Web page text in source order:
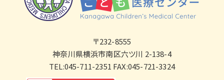
〒232-8555
神奈川県横浜市南区六ツ川 2-138-4
TEL:045-711-2351 FAX:045-721-3324